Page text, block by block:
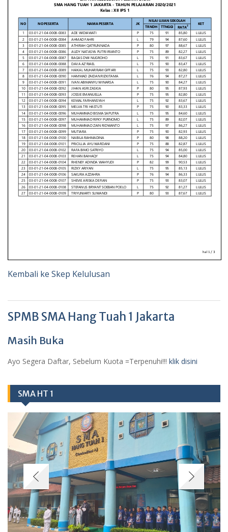
Kembali ke Skep Kelulusan
SPMB SMA Hang Tuah 1 Jakarta
Masih Buka
Ayo Segera Daftar, Sebelum Kuota =Terpenuhi!!! klik disini
SMA HT 1